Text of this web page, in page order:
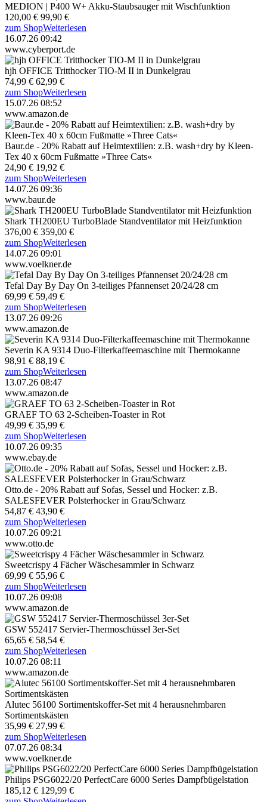
MEDION | P400 W+ Akku-Staubsauger mit Wischfunktion
120,00 € 99,90 €
zum ShopWeiterlesen
16.07.26 09:42
www.cyberport.de
hjh OFFICE Tritthocker TIO-M II in Dunkelgrau
74,99 € 62,99 €
zum ShopWeiterlesen
15.07.26 08:52
www.amazon.de
Baur.de - 20% Rabatt auf Heimtextilien: z.B. wash+dry by Kleen-
Tex 40 x 60cm Fußmatte »Three Cats«
24,90 € 19,92 €
zum ShopWeiterlesen
14.07.26 09:36
www.baur.de
Shark TH200EU TurboBlade Standventilator mit Heizfunktion
376,00 € 359,00 €
zum ShopWeiterlesen
14.07.26 09:01
www.voelkner.de
Tefal Day By Day On 3-teiliges Pfannenset 20/24/28 cm
69,99 € 59,49 €
zum ShopWeiterlesen
13.07.26 09:26
www.amazon.de
Severin KA 9314 Duo-Filterkaffeemaschine mit Thermokanne
98,91 € 88,19 €
zum ShopWeiterlesen
13.07.26 08:47
www.amazon.de
GRAEF TO 63 2-Scheiben-Toaster in Rot
49,99 € 35,99 €
zum ShopWeiterlesen
10.07.26 09:35
www.ebay.de
Otto.de - 20% Rabatt auf Sofas, Sessel und Hocker: z.B.
SALESFEVER Polsterhocker in Grau/Schwarz
54,87 € 43,90 €
zum ShopWeiterlesen
10.07.26 09:21
www.otto.de
Sweetcrispy 4 Fächer Wäschesammler in Schwarz
69,99 € 55,96 €
zum ShopWeiterlesen
10.07.26 09:08
www.amazon.de
GSW 552417 Servier-Thermoschüssel 3er-Set
65,65 € 58,54 €
zum ShopWeiterlesen
10.07.26 08:11
www.amazon.de
Alutec 56100 Sortimentskoffer-Set mit 4 herausnehmbaren
Sortimentskästen
35,99 € 27,99 €
zum ShopWeiterlesen
07.07.26 08:34
www.voelkner.de
Philips PSG6022/20 PerfectCare 6000 Series Dampfbügelstation
185,12 € 129,99 €